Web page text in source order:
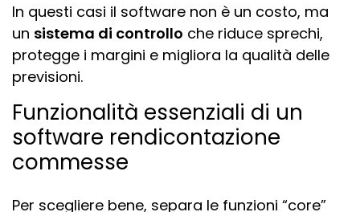
In questi casi il software non è un costo, ma
un sistema di controllo che riduce sprechi,
protegge i margini e migliora la qualità delle
previsioni.
Funzionalità essenziali di un
software rendicontazione
commesse
Per scegliere bene, separa le funzioni “core”